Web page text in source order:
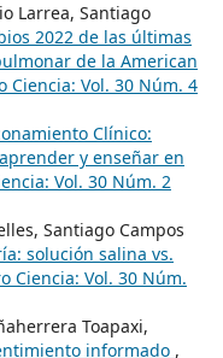
Larrea, Santiago
2022 de las últimas
de la American
Ciencia: Vol. 30 Núm. 4
Clínico:
y enseñar en
Vol. 30 Núm. 2
Santiago Campos
solución salina vs.
Ciencia: Vol. 30 Núm.
Toapaxi,
informado ,